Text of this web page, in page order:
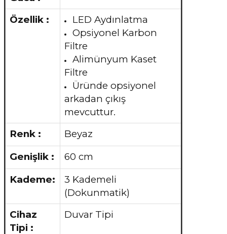
Özellik :
LED Aydınlatma
Opsiyonel Karbon
Filtre
Alimünyum Kaset
Filtre
Üründe opsiyonel
arkadan çıkış
mevcuttur.
Renk :
Beyaz
Genişlik :
60 cm
Kademe:
3 Kademeli
(Dokunmatik)
Cihaz
Tipi :
Duvar Tipi